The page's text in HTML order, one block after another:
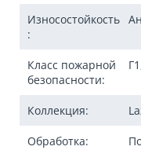
Износостойкость
:
Класс пожарной
безопасности:
Коллекция:
Обработка: